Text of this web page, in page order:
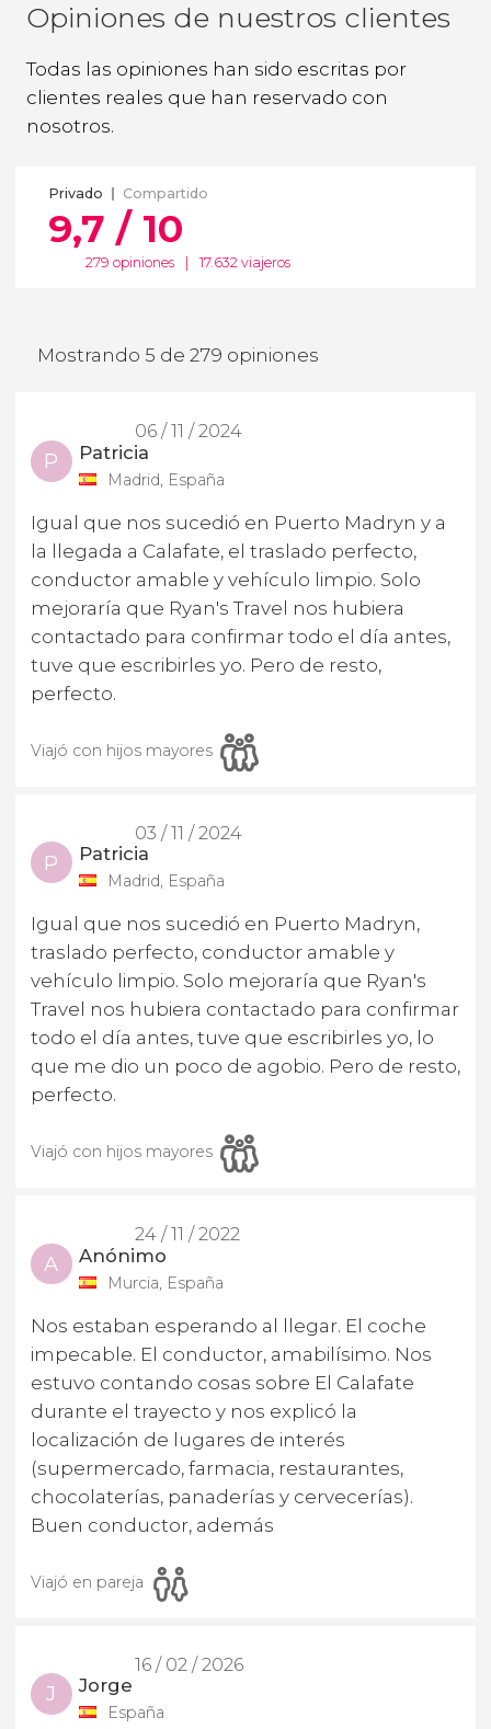
Opiniones de nuestros clientes
Todas las opiniones han sido escritas por
clientes reales que han reservado con
nosotros.
Privado Compartido
9,7 / 10
279 opiniones 17.632 viajeros
Mostrando 5 de 279 opiniones
06 / 11 / 2024
P Patricia
Madrid, España
Igual que nos sucedió en Puerto Madryn y a
la llegada a Calafate, el traslado perfecto,
conductor amable y vehículo limpio. Solo
mejoraría que Ryan's Travel nos hubiera
contactado para confirmar todo el día antes,
tuve que escribirles yo. Pero de resto,
perfecto.
Viajó con hijos mayores
03 / 11 / 2024
P Patricia
Madrid, España
Igual que nos sucedió en Puerto Madryn,
traslado perfecto, conductor amable y
vehículo limpio. Solo mejoraría que Ryan's
Travel nos hubiera contactado para confirmar
todo el día antes, tuve que escribirles yo, lo
que me dio un poco de agobio. Pero de resto,
perfecto.
Viajó con hijos mayores
24 / 11 / 2022
A Anónimo
Murcia, España
Nos estaban esperando al llegar. El coche
impecable. El conductor, amabilísimo. Nos
estuvo contando cosas sobre El Calafate
durante el trayecto y nos explicó la
localización de lugares de interés
(supermercado, farmacia, restaurantes,
chocolaterías, panaderías y cervecerías).
Buen conductor, además
Viajó en pareja
16 / 02 / 2026
J Jorge
España